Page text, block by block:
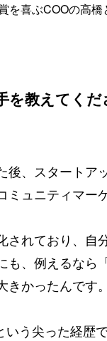
を喜ぶCOOの高橋
教えてくだ
、スタート
ュニティマー
れており、自
、例えるな
かったんです。
う尖った経歴